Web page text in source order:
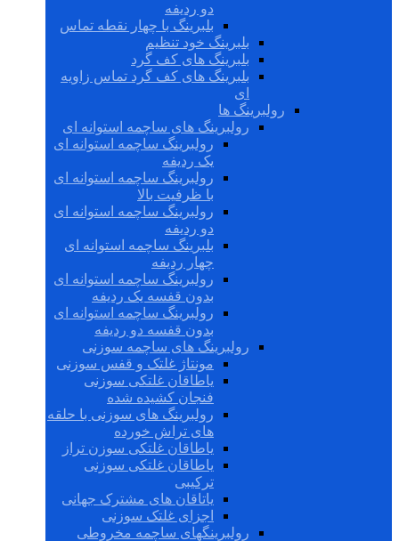
دو ردیفه
بلبرینگ با چهار نقطه تماس
بلبرینگ خود تنظیم
بلبرینگ های کف گرد
بلبرینگ های کف گرد تماس زاویه
ای
رولبرینگ ها
رولبرینگ های ساچمه استوانه ای
رولبرینگ ساچمه استوانه ای
یک ردیفه
رولبرینگ ساچمه استوانه ای
با ظرفیت بالا
رولبرینگ ساچمه استوانه ای
دو ردیفه
بلبرینگ ساچمه استوانه ای
چهار ردیفه
رولبرینگ ساچمه استوانه ای
بدون قفسه یک ردیفه
رولبرینگ ساچمه استوانه ای
بدون قفسه دو ردیفه
رولبرینگ های ساچمه سوزنی
مونتاژ غلتک و قفس سوزنی
یاطاقان غلتکی سوزنی
فنجان کشیده شده
رولبرینگ های سوزنی با حلقه
های تراش خورده
یاطاقان غلتکی سوزن تراز
یاطاقان غلتکی سوزنی
ترکیبی
یاتاقان های مشترک جهانی
اجزای غلتک سوزنی
رولبرینگهای ساچمه مخروطی